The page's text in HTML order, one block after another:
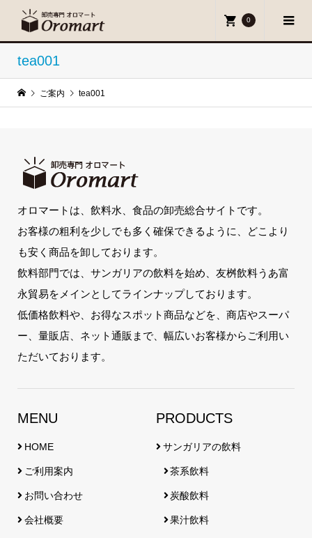
0
tea001
ご案内 tea001
オロマートは、飲料水、食品の卸売総合サイトです。
お客様の粗利を少しでも多く確保できるように、どこより
も安く商品を卸しております。
飲料部門では、サンガリアの飲料を始め、友桝飲料うあ富
永貿易をメインとしてラインナップしております。
低価格飲料や、お得なスポット商品などを、商店やスーパ
ー、量販店、ネット通販まで、幅広いお客様からご利用い
ただいております。
MENU
HOME
ご利用案内
お問い合わせ
会社概要
PRODUCTS
サンガリアの飲料
茶系飲料
炭酸飲料
果汁飲料